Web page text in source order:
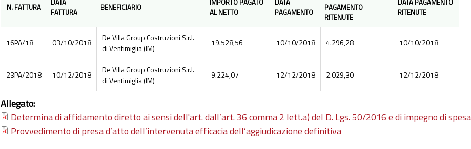
N. FATTURA
DATA
FATTURA
BENEFICIARIO
IMPORTO PAGATO
AL NETTO
DATA
PAGAMENTO
PAGAMENTO
RITENUTE
DATA PAGAMENTO
RITENUTE
16PA/18 03/10/2018
De Villa Group Costruzioni S.r.l.
di Ventimiglia (IM)
19.528,56 10/10/2018 4.296,28 10/10/2018
23PA/2018 10/12/2018
De Villa Group Costruzioni S.r.l.
di Ventimiglia (IM)
9.224,07 12/12/2018 2.029,30 12/12/2018
Allegato:
Determina di affidamento diretto ai sensi dell'art. dall’art. 36 comma 2 lett.a) del D. Lgs. 50/2016 e di impegno di spesa
Provvedimento di presa d’atto dell’intervenuta efficacia dell’aggiudicazione definitiva